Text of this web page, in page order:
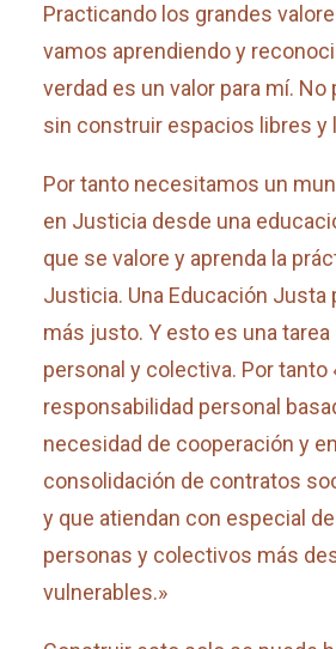
Practicando los grandes
vamos aprendiendo y
verdad es un valor para mí. No
sin construir espacios libres y
Por tanto necesitamos un
en Justicia desde una
que se valore y aprenda la
Justicia. Una Educación Justa
más justo. Y esto es una
personal y colectiva. Por tanto
responsabilidad personal
necesidad de cooperación y
consolidación de contratos
y que atiendan con especial
personas y colectivos más
vulnerables.»